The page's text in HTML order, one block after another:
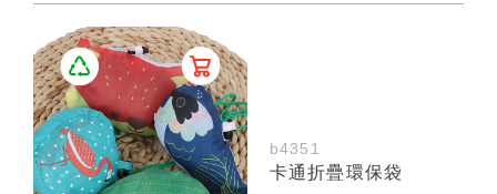
b4351
卡通折疊環保袋